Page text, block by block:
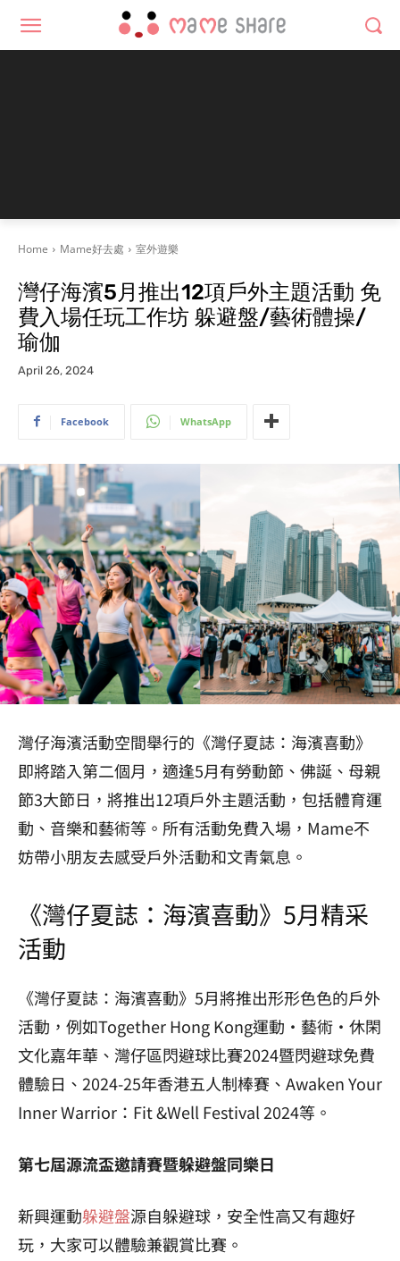
Home Mame好去處 室外遊樂
灣仔海濱5月推出12項戶外主題活動 免
費入場任玩工作坊 躲避盤/藝術體操/
瑜伽
April 26, 2024
Facebook WhatsApp
灣仔海濱活動空間舉行的《灣仔夏誌：海濱喜動》
即將踏入第二個月，適逢5月有勞動節、佛誕、母親
節3大節日，將推出12項戶外主題活動，包括體育運
動、音樂和藝術等。所有活動免費入場，Mame不
妨帶小朋友去感受戶外活動和文青氣息。
《灣仔夏誌：海濱喜動》5月精采
活動
《灣仔夏誌：海濱喜動》5月將推出形形色色的戶外
活動，例如Together Hong Kong運動·藝術·休閑
文化嘉年華、灣仔區閃避球比賽2024暨閃避球免費
體驗日、2024-25年香港五人制棒賽、Awaken Your
Inner Warrior：Fit &Well Festival 2024等。
第七屆源流盃邀請賽暨躲避盤同樂日
新興運動躲避盤源自躲避球，安全性高又有趣好
玩，大家可以體驗兼觀賞比賽。